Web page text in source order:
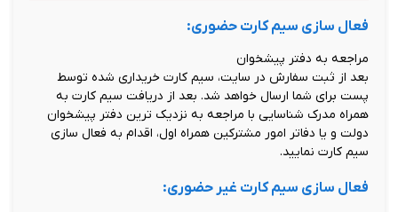
فعال سازی سیم کارت حضوری:
مراجعه به دفتر پیشخوان
بعد از ثبت سفارش در سایت، سیم کارت خریداری شده توسط
پست برای شما ارسال خواهد شد. بعد از دریافت سیم کارت به
همراه مدرک شناسایی با مراجعه به نزدیک ترین دفتر پیشخوان
دولت و یا دفاتر امور مشترکین همراه اول، اقدام به فعال سازی
سیم کارت نمایید.
فعال سازی سیم کارت غیر حضوری: